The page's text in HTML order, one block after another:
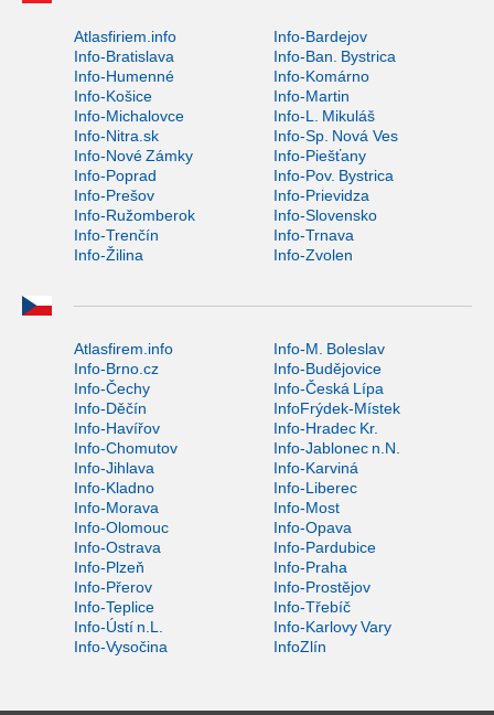
Atlasfiriem.info
Info-Bardejov
Info-Bratislava
Info-Ban. Bystrica
Info-Humenné
Info-Komárno
Info-Košice
Info-Martin
Info-Michalovce
Info-L. Mikuláš
Info-Nitra.sk
Info-Sp. Nová Ves
Info-Nové Zámky
Info-Piešťany
Info-Poprad
Info-Pov. Bystrica
Info-Prešov
Info-Prievidza
Info-Ružomberok
Info-Slovensko
Info-Trenčín
Info-Trnava
Info-Žilina
Info-Zvolen
Atlasfirem.info
Info-M. Boleslav
Info-Brno.cz
Info-Budějovice
Info-Čechy
Info-Česká Lípa
Info-Děčín
InfoFrýdek-Místek
Info-Havířov
Info-Hradec Kr.
Info-Chomutov
Info-Jablonec n.N.
Info-Jihlava
Info-Karviná
Info-Kladno
Info-Liberec
Info-Morava
Info-Most
Info-Olomouc
Info-Opava
Info-Ostrava
Info-Pardubice
Info-Plzeň
Info-Praha
Info-Přerov
Info-Prostějov
Info-Teplice
Info-Třebíč
Info-Ústí n.L.
Info-Karlovy Vary
Info-Vysočina
InfoZlín